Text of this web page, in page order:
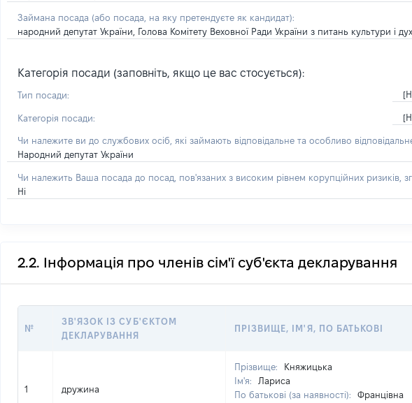
Займана посада (або посада, на яку претендуєте як кандидат):
народний депутат України, Голова Комітету Веховної Ради України з питань культури і
Категорія посади (заповніть, якщо це вас стосується):
Тип посади:
Категорія посади:
Чи належите ви до службових осіб, які займають відповідальне та особливо
Народний депутат України
Чи належить Ваша посада до посад, пов'язаних з високим рівнем корупційних ризиків,
Ні
2.2. Інформація про членів сім'ї суб'єкта декларування
№
ЗВ'ЯЗОК ІЗ СУБ'ЄКТОМ
ДЕКЛАРУВАННЯ
ПРІЗВИЩЕ, ІМ'Я, ПО БАТЬКОВІ
1 дружина
Прізвище:
Княжицька
Ім'я:
Лариса
По батькові (за наявності):
Францівна